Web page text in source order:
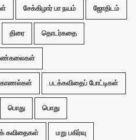
சேக்கிழார் பா நயம் ஜோதிடம்
திரை தொடர்கதை
படக்கவிதைப் போட்டிகள்
பொது பொது
கவிதைகள் மறு பகிர்வு